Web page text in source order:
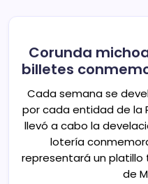
Corunda
billetes
Cada semana se
por cada entidad de la
llevó a cabo la
lotería
representará un
de